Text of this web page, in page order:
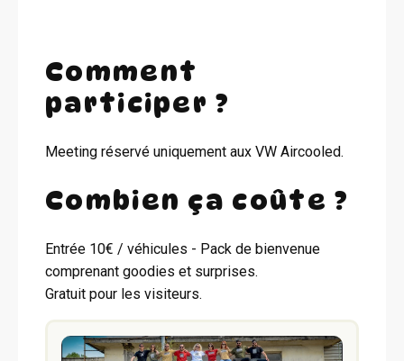
Comment
participer ?
Meeting réservé uniquement aux VW Aircooled.
Combien ça coûte ?
Entrée 10€ / véhicules - Pack de bienvenue
comprenant goodies et surprises.
Gratuit pour les visiteurs.